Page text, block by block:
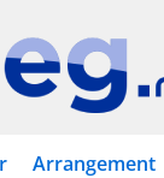
Arrangement